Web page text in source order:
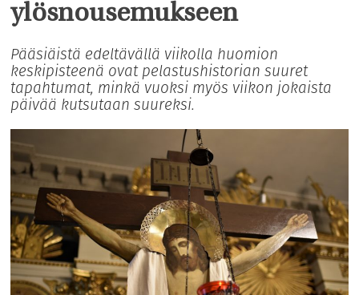
Yhteystiedot
ylösnousemukseen
Pääsiäistä edeltävällä viikolla huomion
keskipisteenä ovat pelastushistorian suuret
tapahtumat, minkä vuoksi myös viikon jokaista
päivää kutsutaan suureksi.